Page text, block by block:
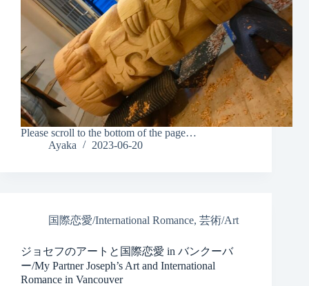
Please scroll to the bottom of the page…
Ayaka
2023-06-20
国際恋愛/International Romance, 芸術/Art
ジョセフのアートと国際恋愛 in バンクーバ
ー/My Partner Joseph’s Art and International
Romance in Vancouver